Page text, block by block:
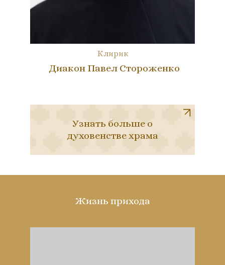
Клирик
Диакон Павел Стороженко
Узнать больше о
духовенстве храма
Жизнь прихода